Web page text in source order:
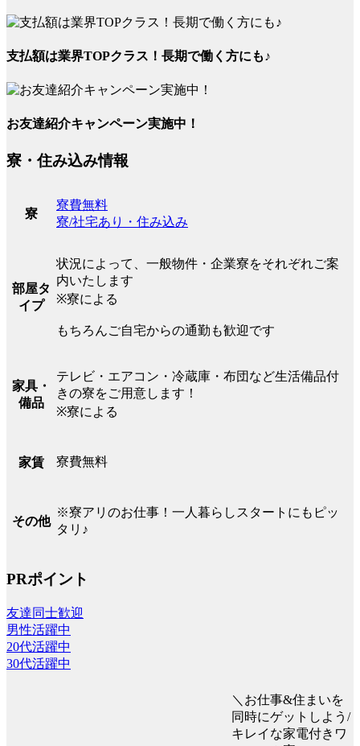
支払額は業界TOPクラス！長期で働く方にも♪
お友達紹介キャンペーン実施中！
寮・住み込み情報
寮
寮費無料
寮/社宅あり・住み込み
部屋タ
イプ
状況によって、一般物件・企業寮をそれぞれご案
内いたします
※寮による
もちろんご自宅からの通勤も歓迎です
家具・
備品
テレビ・エアコン・冷蔵庫・布団など生活備品付
きの寮をご用意します！
※寮による
家賃 寮費無料
その他
※寮アリのお仕事！一人暮らしスタートにもピッ
タリ♪
PRポイント
友達同士歓迎
男性活躍中
20代活躍中
30代活躍中
＼お仕事&住まいを
同時にゲットしよう/
キレイな家電付きワ